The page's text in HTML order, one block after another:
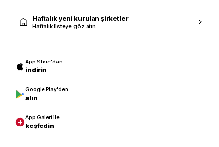
Haftalık yeni kurulan şirketler
Haftalık listeye göz atın
App Store'dan
indirin
Google Play'den
alın
App Galeri ile
keşfedin